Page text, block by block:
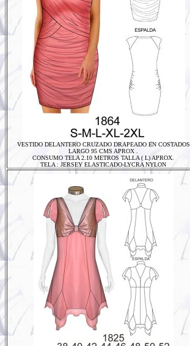
VESTIDO DELANTERO CRUZADO DRAPEADO EN COSTADOS
LARGO 95 CMS APROX .
CONSUMO TELA 2.10 METROS TALLA ( L) APROX.
TELA : JERSEY ELASTICADO-LYCRA NYLON